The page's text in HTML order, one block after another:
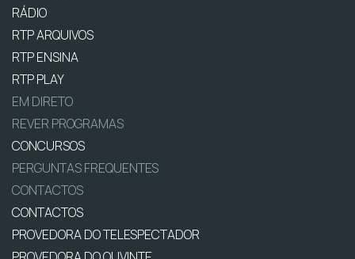
RÁDIO
RTP ARQUIVOS
RTP ENSINA
RTP PLAY
EM DIRETO
REVER PROGRAMAS
CONCURSOS
PERGUNTAS FREQUENTES
CONTACTOS
CONTACTOS
PROVEDORA DO TELESPECTADOR